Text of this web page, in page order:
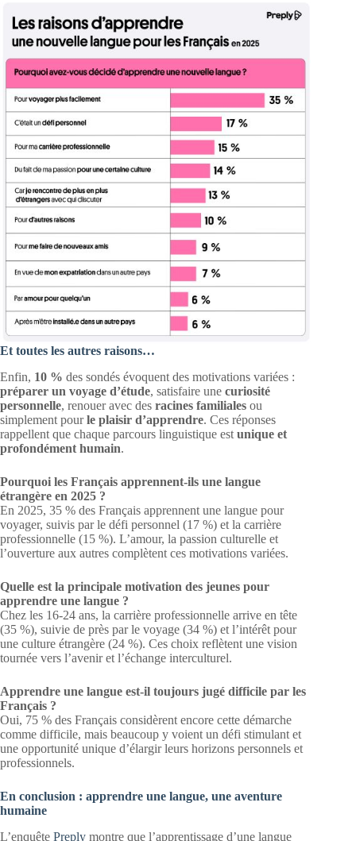
Et toutes les autres raisons…
Enfin, 10 % des sondés évoquent des motivations variées :
préparer un voyage d’étude, satisfaire une curiosité
personnelle, renouer avec des racines familiales ou
simplement pourle plaisir d’apprendre. Ces réponses
rappellent que chaque parcours linguistique est unique et
profondément humain.
Pourquoi les Français apprennent-ils une langue
étrangère en 2025 ?
En 2025, 35 % des Français apprennent une langue pour
voyager, suivis par le défi personnel (17 %) et la carrière
professionnelle (15 %). L’amour, la passion culturelle et
l’ouverture aux autres complètent ces motivations variées.
Quelle est la principale motivation des jeunes pour
apprendre une langue ?
Chez les 16-24 ans, la carrière professionnelle arrive en tête
(35 %), suivie de près par le voyage (34 %) et l’intérêt pour
une culture étrangère (24 %). Ces choix reflètent une vision
tournée vers l’avenir et l’échange interculturel.
Apprendre une langue est-il toujours jugé difficile par les
Français ?
Oui, 75 % des Français considèrent encore cette démarche
comme difficile, mais beaucoup y voient un défi stimulant et
une opportunité unique d’élargir leurs horizons personnels et
professionnels.
En conclusion : apprendre une langue, une aventure
humaine
L’enquête Preply montre que l’apprentissage d’une langue